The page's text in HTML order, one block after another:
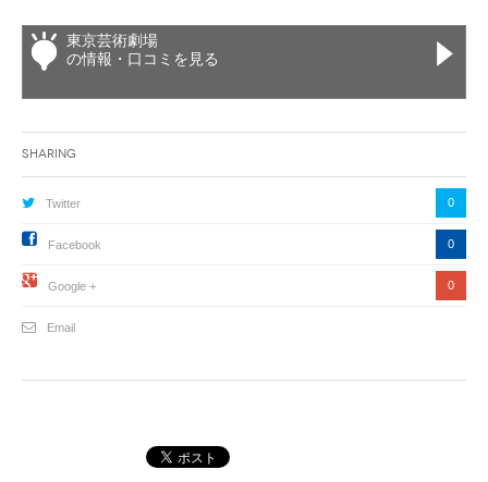
東京芸術劇場
の情報・口コミを見る
Sharing
Twitter 0
Facebook 0
Google + 0
Email